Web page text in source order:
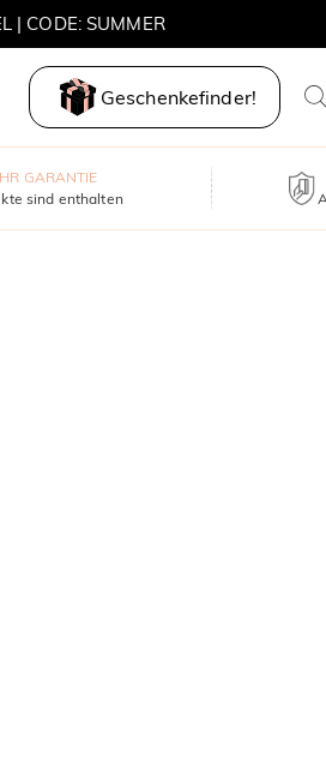
| CODE: SUMMER
Geschenkefinder!
GARANTIE
sind enthalten